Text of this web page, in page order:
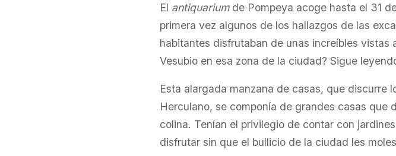
El antiquariumde Pompeya acoge hasta el 31
primera vez algunos de los hallazgos de las
habitantes disfrutaban de unas increíbles vistas
Vesubio en esa zona de la ciudad? Sigue
Esta alargada manzana de casas, que
Herculano, se componía de grandes casas que
colina. Tenían el privilegio de contar con
disfrutar sin que el bullicio de la ciudad les